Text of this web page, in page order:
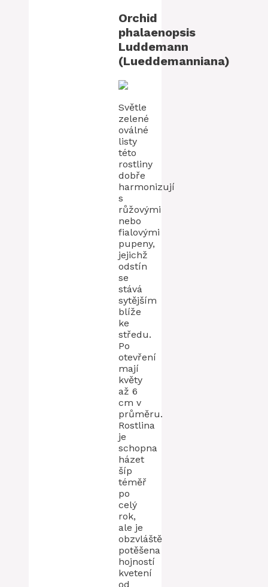
Orchid
phalaenopsis
Luddemann
(Lueddemanniana)
Světle
zelené
oválné
listy
této
rostliny
dobře
harmonizují
s
růžovými
nebo
fialovými
pupeny,
jejichž
odstín
se
stává
sytějším
blíže
ke
středu.
Po
otevření
mají
květy
až 6
cm v
průměru.
Rostlina
je
schopna
házet
šíp
téměř
po
celý
rok,
ale je
obzvláště
potěšena
hojností
kvetení
od